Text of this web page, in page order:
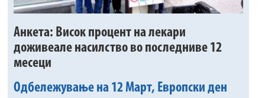
Анкета: Висок процент на лекари
доживеале насилство во последниве 12
месеци
Одбележување на 12 Март, Европски ден